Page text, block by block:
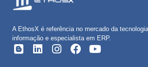
A EthosX é referência no mercado da
informação e especialista em ERP.